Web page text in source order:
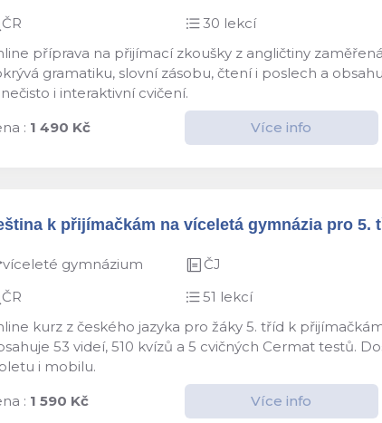
ČR
30 lekcí
příprava na přijímací zkoušky z angličtiny
gramatiku, slovní zásobu, čtení i poslech a
i interaktivní cvičení.
: 1 490 Kč Více info
k přijímačkám na víceletá gymnázia pro 5.
víceleté gymnázium ČJ
ČR
51 lekcí
kurz z českého jazyka pro žáky 5. tříd k
53 videí, 510 kvízů a 5 cvičných Cermat testů.
i mobilu.
: 1 590 Kč Více info